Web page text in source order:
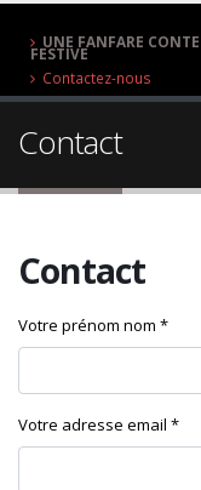
UNE FANFARE
FESTIVE
Contactez-nous
Contact
Contact
Votre prénom nom *
Votre adresse email *